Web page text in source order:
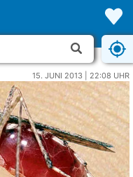
15. JUNI 2013 | 22:08 UHR